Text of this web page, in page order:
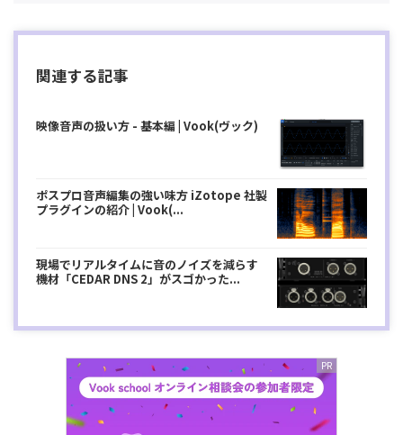
関連する記事
映像音声の扱い方 - 基本編 | Vook(ヴック)
ポスプロ音声編集の強い味方 iZotope 社製
プラグインの紹介 | Vook(...
現場でリアルタイムに音のノイズを減らす
機材「CEDAR DNS 2」がスゴかった...